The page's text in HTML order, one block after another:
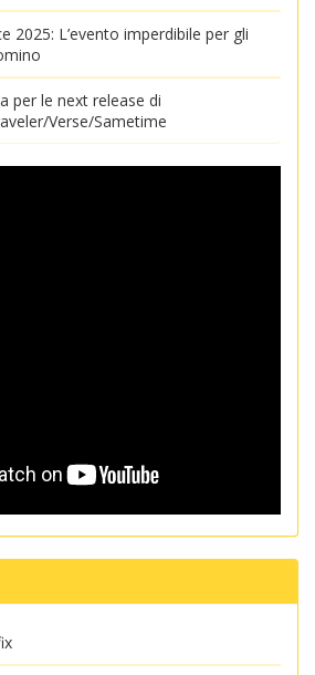
2025: L’evento imperdibile per gli
per le next release di
Verse/Sametime